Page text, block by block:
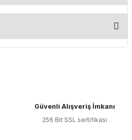
veya görüntülenemiyor.
bilgiler bulunuyor.
Güvenli Alışveriş İmkanı
256 Bit SSL sertifikası